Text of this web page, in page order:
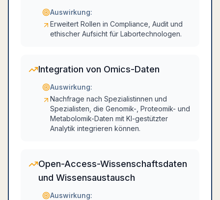
Auswirkung:
Erweitert Rollen in Compliance, Audit und
ethischer Aufsicht für Labortechnologen.
Integration von Omics-Daten
Auswirkung:
Nachfrage nach Spezialistinnen und
Spezialisten, die Genomik-, Proteomik- und
Metabolomik-Daten mit KI-gestützter
Analytik integrieren können.
Open-Access-Wissenschaftsdaten
und Wissensaustausch
Auswirkung: